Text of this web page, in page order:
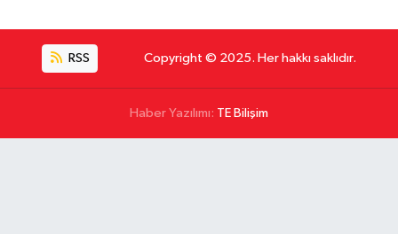
RSS Copyright © 2025. Her hakkı saklıdır.
Haber Yazılımı: TE Bilişim